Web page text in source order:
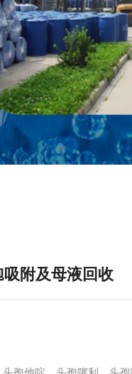
附及母液回收